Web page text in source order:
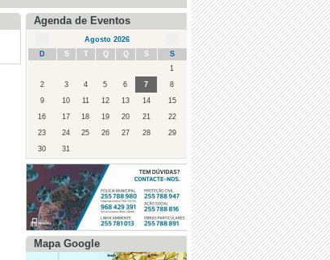
Agenda de Eventos
Agosto 2026
D
S T Q Q S
S
1
2
3 4 5 6 7
8
9
10 11 12 13 14
15
16
17 18 19 20 21
22
23
24 25 26 27 28
29
30
31
Mapa Google